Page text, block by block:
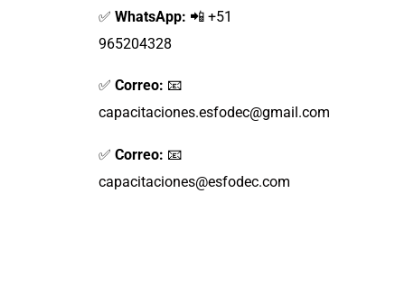
✅WhatsApp: 📲 +51
965204328
✅Correo: 📧
capacitaciones.esfodec@gmail.com
✅Correo: 📧
capacitaciones@esfodec.com